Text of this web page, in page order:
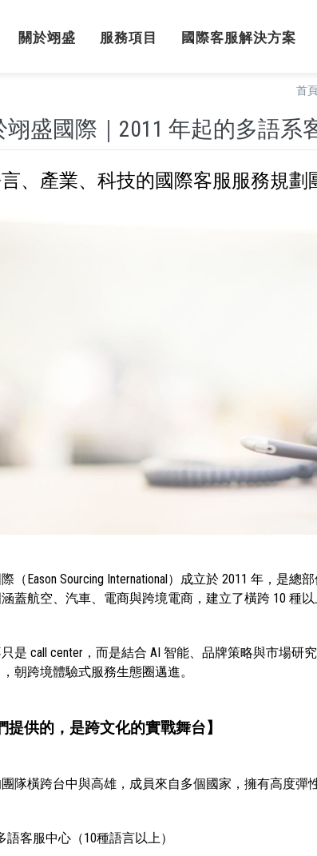
關於翊盛 服務項目 國際客服解決方案
首
翊盛國際｜2011 年起的多語系
、產業、科技的國際客服服務規劃
（Eason Sourcing International）成立於 2011 年，是
蓋航空、汽車、電商與跨境電商，建立了橫跨 10 種
是 call center，而是結合 AI 智能、品牌策略與市場
朝跨境體驗式服務生態圈邁進。
提供的，是跨文化的實戰舞台】
隊橫跨台中與高雄，成員來自多個國家，擁有高度彈
語客服中心（10種語言以上）